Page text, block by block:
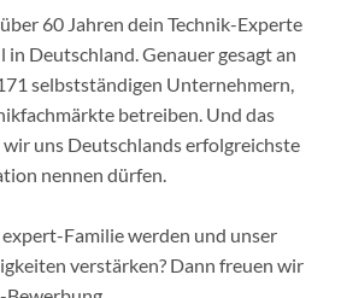
60 Jahren dein Technik-Experte
in Deutschland. Genauer gesagt an
selbstständigen Unternehmern,
betreiben. Und das
wir uns Deutschlands erfolgreichste
nennen dürfen.
Familie werden und unser
verstärken? Dann freuen wir